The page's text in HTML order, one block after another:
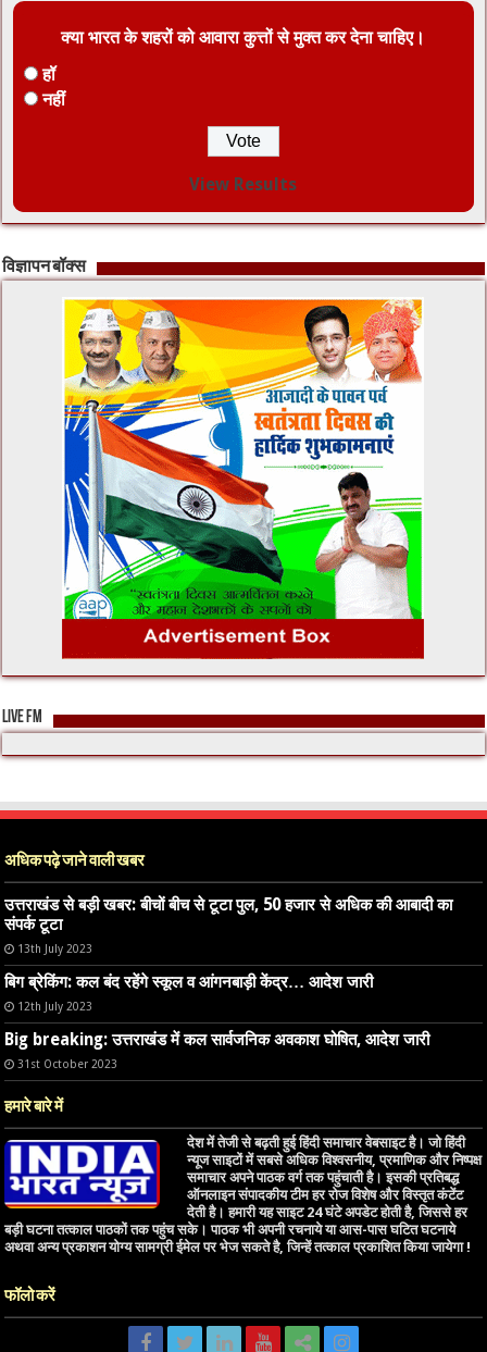
क्या भारत के शहरों को आवारा कुत्तों से मुक्त कर देना चाहिए।
हॉ
नहीं
View Results
विज्ञापन बॉक्स
LIVE FM
अधिक पढ़े जाने वाली खबर
उत्तराखंड से बड़ी खबर: बीचों बीच से टूटा पुल, 50 हजार से अधिक की आबादी का
संपर्क टूटा
13th July 2023
बिग ब्रेकिंग: कल बंद रहेंगे स्कूल व आंगनबाड़ी केंद्र… आदेश जारी
12th July 2023
Big breaking: उत्तराखंड में कल सार्वजनिक अवकाश घोषित, आदेश जारी
31st October 2023
हमारे बारे में
देश में तेजी से बढ़ती हुई हिंदी समाचार वेबसाइट है। जो हिंदी
न्यूज साइटों में सबसे अधिक विश्वसनीय, प्रमाणिक और निष्पक्ष
समाचार अपने पाठक वर्ग तक पहुंचाती है। इसकी प्रतिबद्ध
ऑनलाइन संपादकीय टीम हर रोज विशेष और विस्तृत कंटेंट
देती है। हमारी यह साइट 24 घंटे अपडेट होती है, जिससे हर
बड़ी घटना तत्काल पाठकों तक पहुंच सके। पाठक भी अपनी रचनाये या आस-पास घटित घटनाये
अथवा अन्य प्रकाशन योग्य सामग्री ईमेल पर भेज सकते है, जिन्हें तत्काल प्रकाशित किया जायेगा !
फॉलो करें